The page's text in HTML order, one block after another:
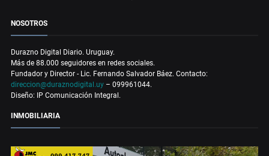
NOSOTROS
Durazno Digital Diario. Uruguay.
Más de 88.000 seguidores en redes sociales.
Fundador y Director - Lic. Fernando Salvador Báez. Contacto:
direccion@duraznodigital.uy – 099961044.
Diseño: IP Comunicación Integral.
INMOBILIARIA